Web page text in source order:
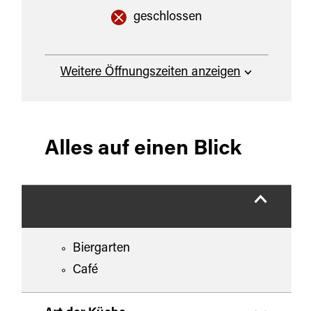
Weitere Öffnungszeiten anzeigen
geschlossen
Alles auf einen Blick
Biergarten
Café